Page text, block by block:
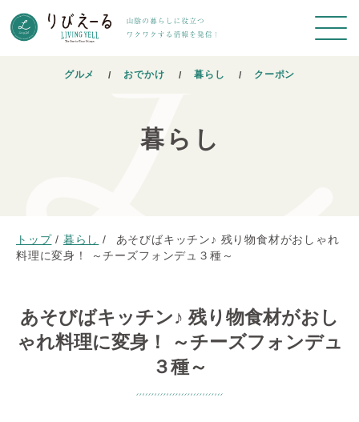
グルメ おでかけ 暮らし クーポン
暮らし
トップ / 暮らし /
あそびばキッチン♪ 残り物食材がおしゃれ
料理に変身！ ～チーズフォンデュ３種～
あそびばキッチン♪ 残り物食材がおし
ゃれ料理に変身！ ～チーズフォンデュ
３種～